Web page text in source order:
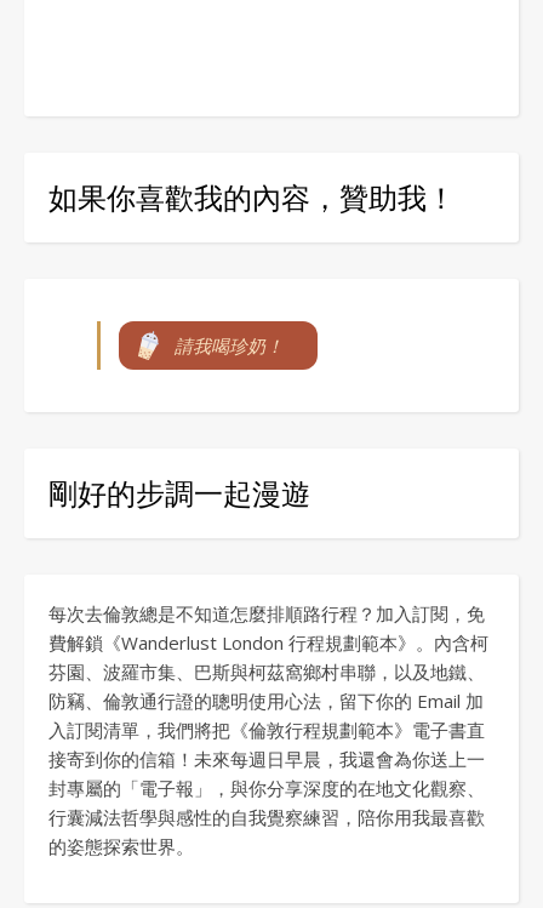
如果你喜歡我的內容，贊助我！
請我喝珍奶！
剛好的步調一起漫遊
每次去倫敦總是不知道怎麼排順路行程？加入訂閱，免
費解鎖《Wanderlust London 行程規劃範本》。內含柯
芬園、波羅市集、巴斯與柯茲窩鄉村串聯，以及地鐵、
防竊、倫敦通行證的聰明使用心法，留下你的 Email 加
入訂閱清單，我們將把《倫敦行程規劃範本》電子書直
接寄到你的信箱！未來每週日早晨，我還會為你送上一
封專屬的「電子報」，與你分享深度的在地文化觀察、
行囊減法哲學與感性的自我覺察練習，陪你用我最喜歡
的姿態探索世界。